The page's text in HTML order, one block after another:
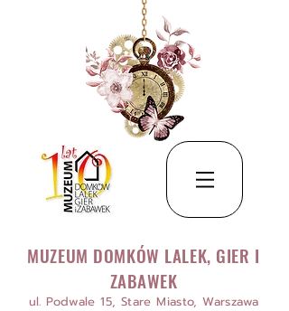
MUZEUM DOMKÓW LALEK, GIER I
ZABAWEK
ul. Podwale 15, Stare Miasto, Warszawa